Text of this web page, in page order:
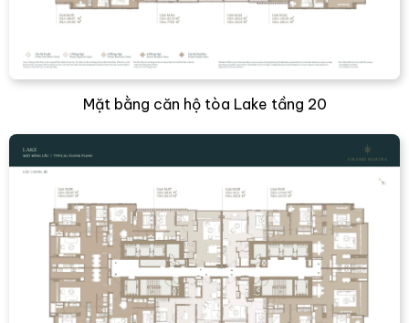
Mặt bằng căn hộ tòa Lake tầng 20